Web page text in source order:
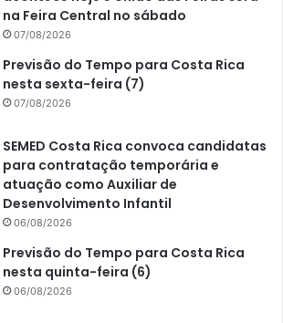
na Feira Central no sábado
07/08/2026
Previsão do Tempo para Costa Rica
nesta sexta-feira (7)
07/08/2026
SEMED Costa Rica convoca candidatas
para contratação temporária e
atuação como Auxiliar de
Desenvolvimento Infantil
06/08/2026
Previsão do Tempo para Costa Rica
nesta quinta-feira (6)
06/08/2026